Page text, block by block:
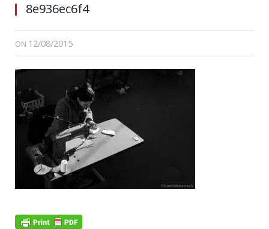
8e936ec6f4
ON 12/08/2015